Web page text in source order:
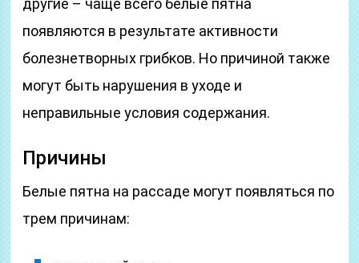
другие – чаще всего белые пятна
появляются в результате активности
болезнетворных грибков. Но причиной также
могут быть нарушения в уходе и
неправильные условия содержания.
Причины
Белые пятна на рассаде могут появляться по
трем причинам: